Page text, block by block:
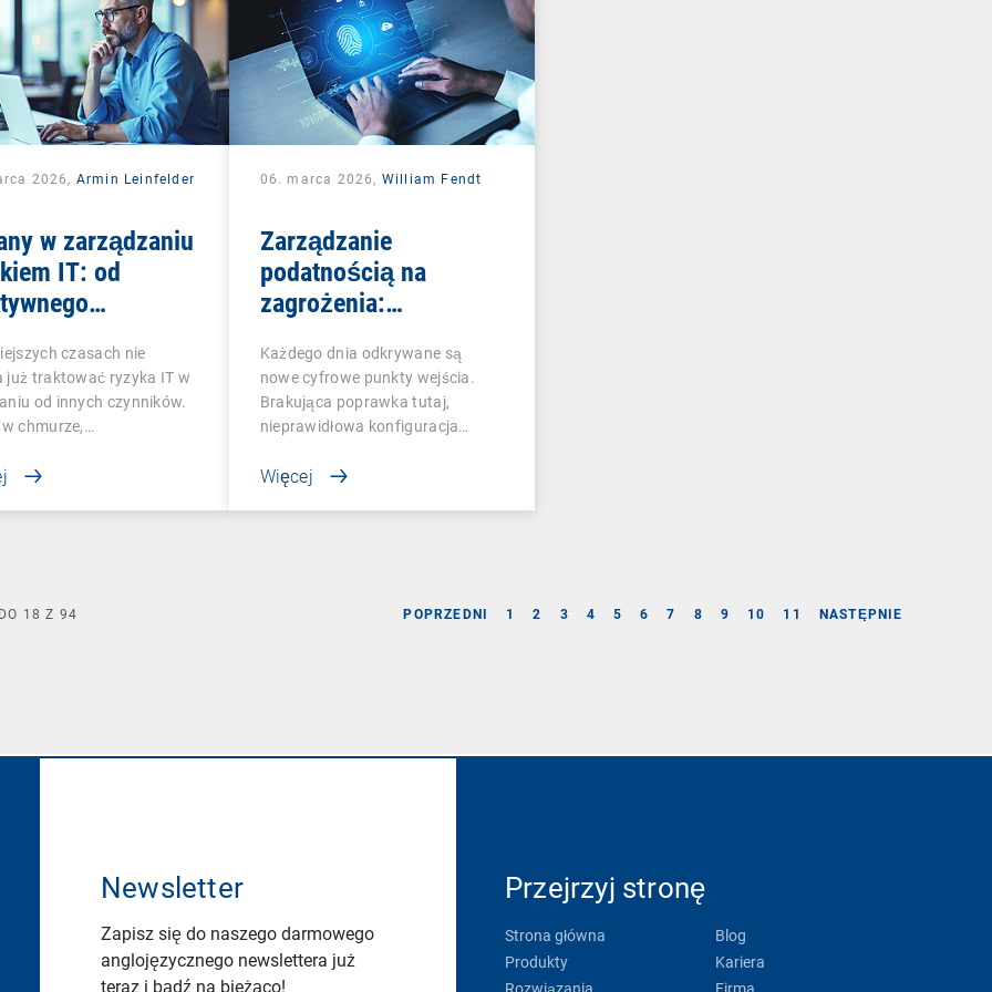
2026, Armin Leinfelder
w zarządzaniu
IT: od
czasach nie
już traktować ryzyka IT w
od innych czynników.
w chmurze,…
06. marca 2026, William Fendt
Zarządzanie
podatnością na
zagrożenia:
zabezpieczeniach,
zanim zrobią to
atakujący
Każdego dnia odkrywane są
nowe cyfrowe punkty wejścia.
Brakująca poprawka tutaj,
nieprawidłowa konfiguracja…
Więcej
POPRZEDNI 1 2 3 4 5 6 7 8 9 10 11 NASTĘPNIE
DO 18 Z 94
Newsletter
Zapisz się do naszego darmowego
anglojęzycznego newslettera już
teraz i bądź na bieżąco!
Przejrzyj stronę
Strona główna
Produkty
Blog
Kariera